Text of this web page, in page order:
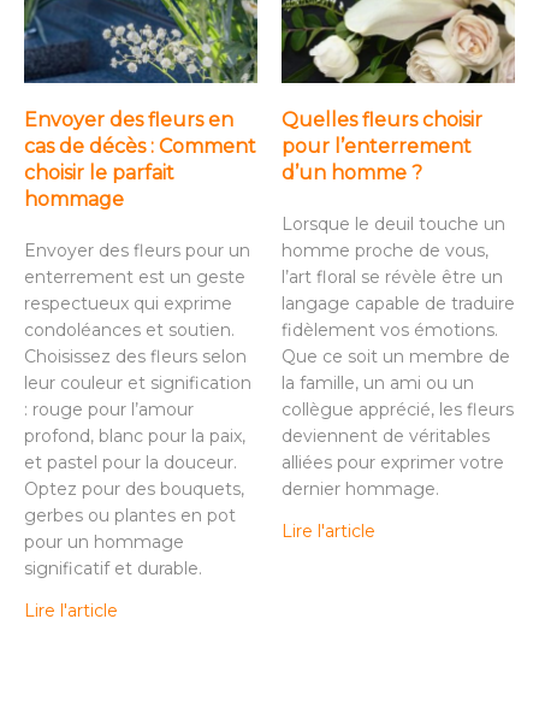
Envoyer des fleurs en
cas de décès : Comment
choisir le parfait
hommage
Envoyer des fleurs pour un
enterrement est un geste
respectueux qui exprime
condoléances et soutien.
Choisissez des fleurs selon
leur couleur et signification
: rouge pour l’amour
profond, blanc pour la paix,
et pastel pour la douceur.
Optez pour des bouquets,
gerbes ou plantes en pot
pour un hommage
significatif et durable.
Lire l'article
Quelles fleurs choisir
pour l’enterrement
d’un homme ?
Lorsque le deuil touche un
homme proche de vous,
l’art floral se révèle être un
langage capable de traduire
fidèlement vos émotions.
Que ce soit un membre de
la famille, un ami ou un
collègue apprécié, les fleurs
deviennent de véritables
alliées pour exprimer votre
dernier hommage.
Lire l'article